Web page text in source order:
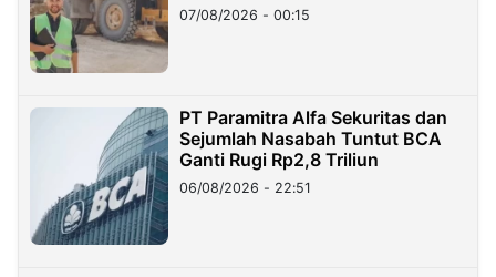
07/08/2026 - 00:15
PT Paramitra Alfa Sekuritas dan
Sejumlah Nasabah Tuntut BCA
Ganti Rugi Rp2,8 Triliun
06/08/2026 - 22:51